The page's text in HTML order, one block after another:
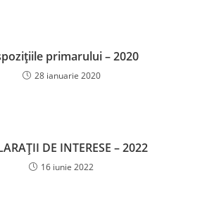
primarului – 2020
28 ianuarie 2020
DE INTERESE – 2022
16 iunie 2022